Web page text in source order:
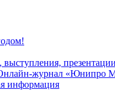
презентации
журнал «Юнипро
информация